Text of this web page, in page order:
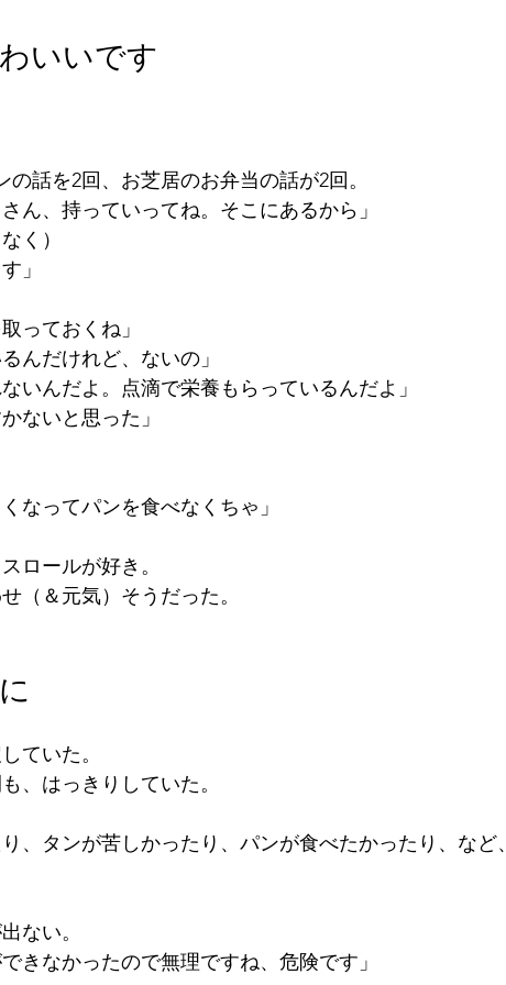
いいです
話を2回、お芝居のお弁当の話が2回。
ん、持っていってね。そこにあるから」
く）
」
っておくね」
んだけれど、ないの」
いんだよ。点滴で栄養もらっているんだよ」
ないと思った」
なってパンを食べなくちゃ」
ロールが好き。
（＆元気）そうだった。
ていた。
、はっきりしていた。
、タンが苦しかったり、パンが食べたかったり、など、
ない。
きなかったので無理ですね、危険です」